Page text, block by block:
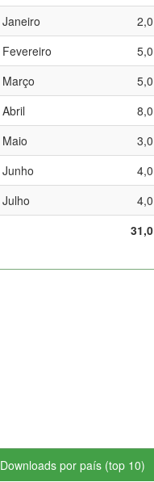
Janeiro
2,0
Fevereiro
5,0
Março
5,0
Abril
8,0
Maio
3,0
Junho
4,0
Julho
4,0
31,0
Downloads por país (top 10)